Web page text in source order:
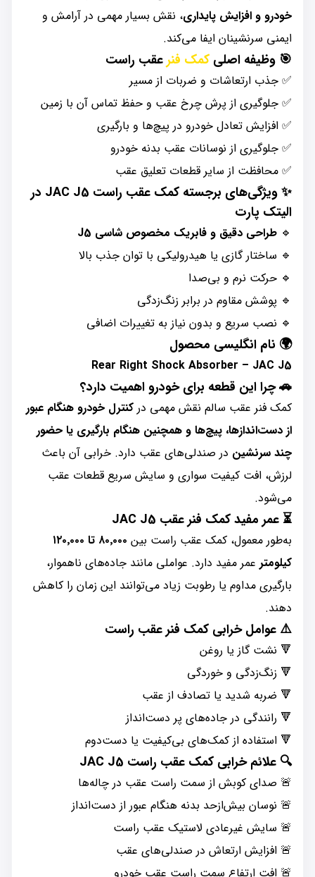
خودرو و افزایش پایداری، نقش بسیار مهمی در آرامش و
ایمنی سرنشینان ایفا می‌کند.
🎯 وظیفه اصلی کمک فنرعقب راست
✅ جذب ارتعاشات و ضربات از مسیر
✅ جلوگیری از پرش چرخ عقب و حفظ تماس آن با زمین
✅ افزایش تعادل خودرو در پیچ‌ها و بارگیری
✅ جلوگیری از نوسانات عقب بدنه خودرو
✅ محافظت از سایر قطعات تعلیق عقب
✨ ویژگی‌های برجسته کمک عقب راست JAC J5 در
الیتک پارت
🔹 طراحی دقیق و فابریک مخصوص شاسی J5
🔹 ساختار گازی یا هیدرولیکی با توان جذب بالا
🔹 حرکت نرم و بی‌صدا
🔹 پوشش مقاوم در برابر زنگ‌زدگی
🔹 نصب سریع و بدون نیاز به تغییرات اضافی
🌍 نام انگلیسی محصول
Rear Right Shock Absorber – JAC J5
🚗 چرا این قطعه برای خودرو اهمیت دارد؟
کمک فنر عقب سالم نقش مهمی در کنترل خودرو هنگام عبور
از دست‌اندازها، پیچ‌ها و همچنین هنگام بارگیری یا حضور
چند سرنشین در صندلی‌های عقب دارد. خرابی آن باعث
لرزش، افت کیفیت سواری و سایش سریع قطعات عقب
می‌شود.
⏳ عمر مفید کمک فنر عقب JAC J5
به‌طور معمول، کمک عقب راست بین
۸۰٬۰۰۰ تا ۱۲۰٬۰۰۰
کیلومتر عمر مفید دارد. عواملی مانند جاده‌های ناهموار،
بارگیری مداوم یا رطوبت زیاد می‌توانند این زمان را کاهش
دهند.
⚠️ عوامل خرابی کمک فنر عقب راست
🔻 نشت گاز یا روغن
🔻 زنگ‌زدگی و خوردگی
🔻 ضربه شدید یا تصادف از عقب
🔻 رانندگی در جاده‌های پر دست‌انداز
🔻 استفاده از کمک‌های بی‌کیفیت یا دست‌دوم
🔍 علائم خرابی کمک عقب راست JAC J5
🚨 صدای کوبش از سمت راست عقب در چاله‌ها
🚨 نوسان بیش‌ازحد بدنه هنگام عبور از دست‌انداز
🚨 سایش غیرعادی لاستیک عقب راست
🚨 افزایش ارتعاش در صندلی‌های عقب
🚨 افت ارتفاع سمت راست عقب خودرو